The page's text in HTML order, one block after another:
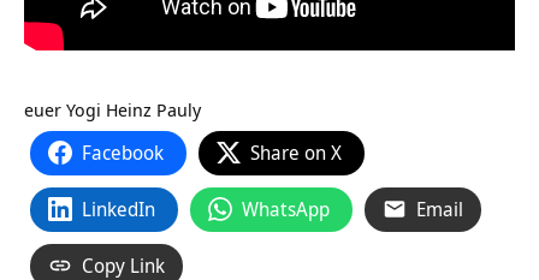
euer Yogi Heinz Pauly
Facebook Share on X
LinkedIn WhatsApp Email
Copy Link